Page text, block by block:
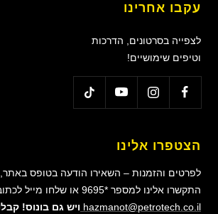
עקבו אחרינו
לצפייה בסרטונים, הדרכות
וטיפים שימושיים!
הצטפרו אלינו
לפרטים והזמנות – השאירו הודעה בטופס באתר,
התקשרו אלינו למספר *9695 או שלחו מייל לכתובת:
hazmanot@petrotech.co.il